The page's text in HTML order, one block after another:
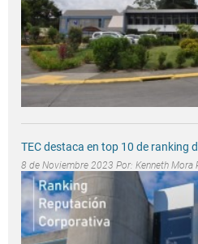
TEC destaca en top 10 de ranking
8 de Noviembre 2023 Por: Kenneth Mora